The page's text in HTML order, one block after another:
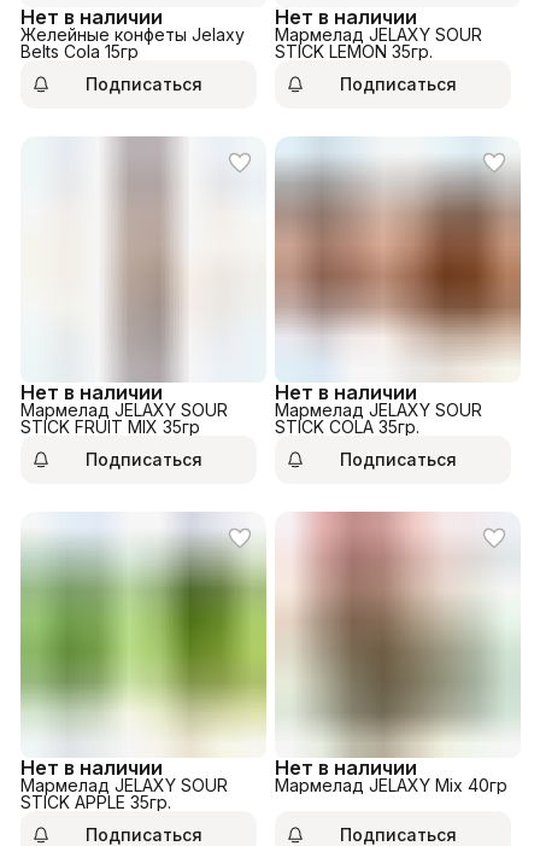
Нет в наличии
Желейные конфеты Jelaxy
Belts Cola 15гр
Подписаться
Нет в наличии
Мармелад JELAXY SOUR
STICK LEMON 35гр.
Подписаться
Нет в наличии
Мармелад JELAXY SOUR
STICK FRUIT MIX 35гр
Подписаться
Нет в наличии
Мармелад JELAXY SOUR
STICK COLA 35гр.
Подписаться
Нет в наличии
Мармелад JELAXY SOUR
STICK APPLE 35гр.
Подписаться
Нет в наличии
Мармелад JELAXY Mix 40гр
Подписаться